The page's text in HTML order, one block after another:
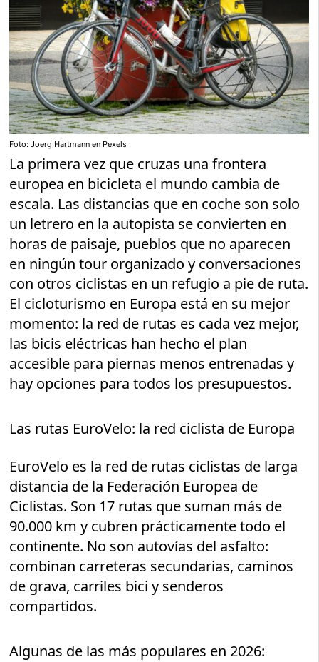
Foto: Joerg Hartmann en Pexels
La primera vez que cruzas una frontera
europea en bicicleta el mundo cambia de
escala. Las distancias que en coche son solo
un letrero en la autopista se convierten en
horas de paisaje, pueblos que no aparecen
en ningún tour organizado y conversaciones
con otros ciclistas en un refugio a pie de ruta.
El cicloturismo en Europa está en su mejor
momento: la red de rutas es cada vez mejor,
las bicis eléctricas han hecho el plan
accesible para piernas menos entrenadas y
hay opciones para todos los presupuestos.
Las rutas EuroVelo: la red ciclista de Europa
EuroVelo es la red de rutas ciclistas de larga
distancia de la Federación Europea de
Ciclistas. Son 17 rutas que suman más de
90.000 km y cubren prácticamente todo el
continente. No son autovías del asfalto:
combinan carreteras secundarias, caminos
de grava, carriles bici y senderos
compartidos.
Algunas de las más populares en 2026: